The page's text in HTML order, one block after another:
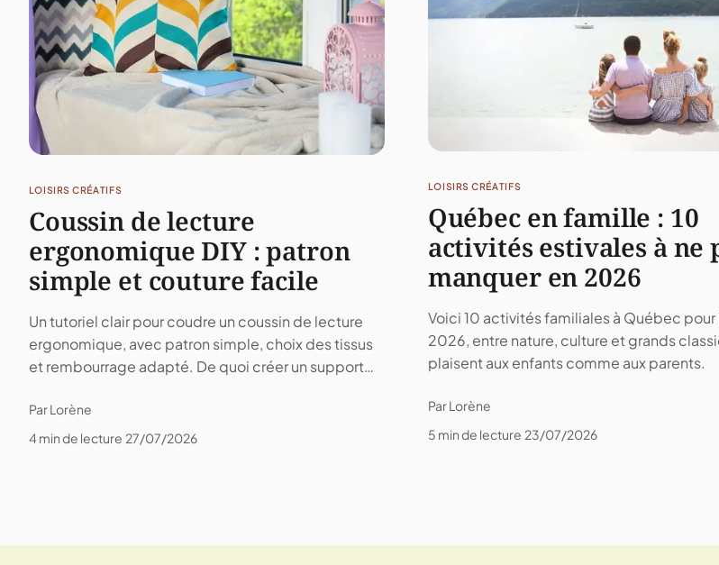
LOISIRS CRÉATIFS
Coussin de lecture
ergonomique DIY : patron
simple et couture facile
Un tutoriel clair pour coudre un coussin de lecture
ergonomique, avec patron simple, choix des tissus
et rembourrage adapté. De quoi créer un support
Par Lorène
4 min de lecture 27/07/2026
LOISIRS CRÉATIFS
Québec en famille : 10
activités estivales à ne
manquer en 2026
Voici 10 activités familiales à Québec pour
2026, entre nature, culture et grands
plaisent aux enfants comme aux parents.
Par Lorène
5 min de lecture 23/07/2026